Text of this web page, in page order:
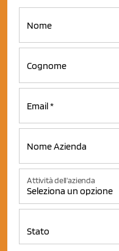
Attività dell'azienda